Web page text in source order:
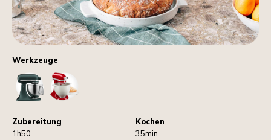
Werkzeuge
StandMixerBreadBowl
Zubereitung
1h50
Kochen
35min